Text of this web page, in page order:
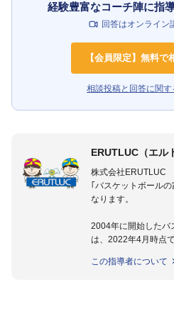
経験豊富なコーチ陣に指
回答はオンライン
【会員限定】無料で
相談投稿と回答に関す
ERUTLUC（エル
株式会社ERUTLUC
｢バスケットボール
なります。
2004年に開始したバ
は、2022年4月時点
指導実績多数・各地
この指導者について